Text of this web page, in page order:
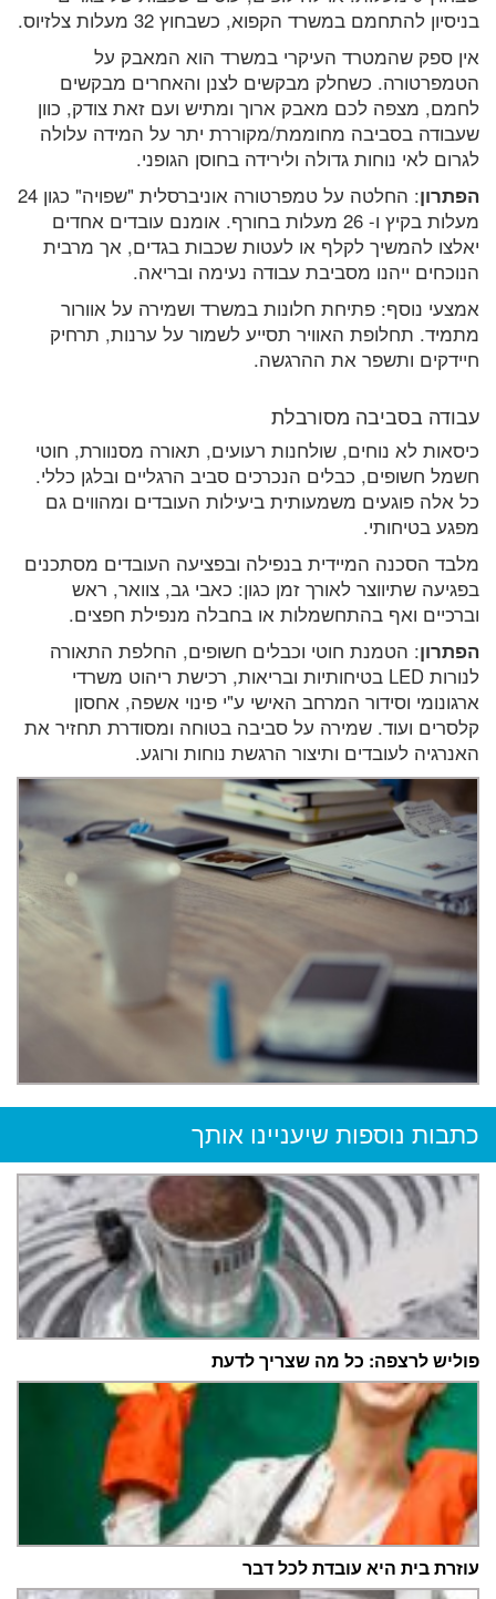
בניסיון להתחמם במשרד הקפוא, כשבחוץ 32 מעלות צלזיוס.
אין ספק שהמטרד העיקרי במשרד הוא המאבק על
הטמפרטורה. כשחלק מבקשים לצנן והאחרים מבקשים
לחמם, מצפה לכם מאבק ארוך ומתיש ועם זאת צודק, כוון
שעבודה בסביבה מחוממת/מקוררת יתר על המידה עלולה
לגרום לאי נוחות גדולה ולירידה בחוסן הגופני.
הפתרון
: החלטה על טמפרטורה אוניברסלית "שפויה" כגון 24
מעלות בקיץ ו- 26 מעלות בחורף. אומנם עובדים אחדים
יאלצו להמשיך לקלף או לעטות שכבות בגדים, אך מרבית
הנוכחים ייהנו מסביבת עבודה נעימה ובריאה.
אמצעי נוסף: פתיחת חלונות במשרד ושמירה על אוורור
מתמיד. תחלופת האוויר תסייע לשמור על ערנות, תרחיק
חיידקים ותשפר את ההרגשה.
עבודה בסביבה מסורבלת
כיסאות לא נוחים, שולחנות רעועים, תאורה מסנוורת, חוטי
חשמל חשופים, כבלים הנכרכים סביב הרגליים ובלגן כללי.
כל אלה פוגעים משמעותית ביעילות העובדים ומהווים גם
מפגע בטיחותי.
מלבד הסכנה המיידית בנפילה ובפציעה העובדים מסתכנים
בפגיעה שתיווצר לאורך זמן כגון: כאבי גב, צוואר, ראש
וברכיים ואף בהתחשמלות או בחבלה מנפילת חפצים.
הפתרון: הטמנת חוטי וכבלים חשופים, החלפת התאורה
לנורות LED בטיחותיות ובריאות, רכישת ריהוט משרדי
ארגונומי וסידור המרחב האישי ע"י פינוי אשפה, אחסון
קלסרים ועוד. שמירה על סביבה בטוחה ומסודרת תחזיר את
האנרגיה לעובדים ותיצור הרגשת נוחות ורוגע.
כתבות נוספות שיעניינו אותך
פוליש לרצפה: כל מה שצריך לדעת
עוזרת בית היא עובדת לכל דבר